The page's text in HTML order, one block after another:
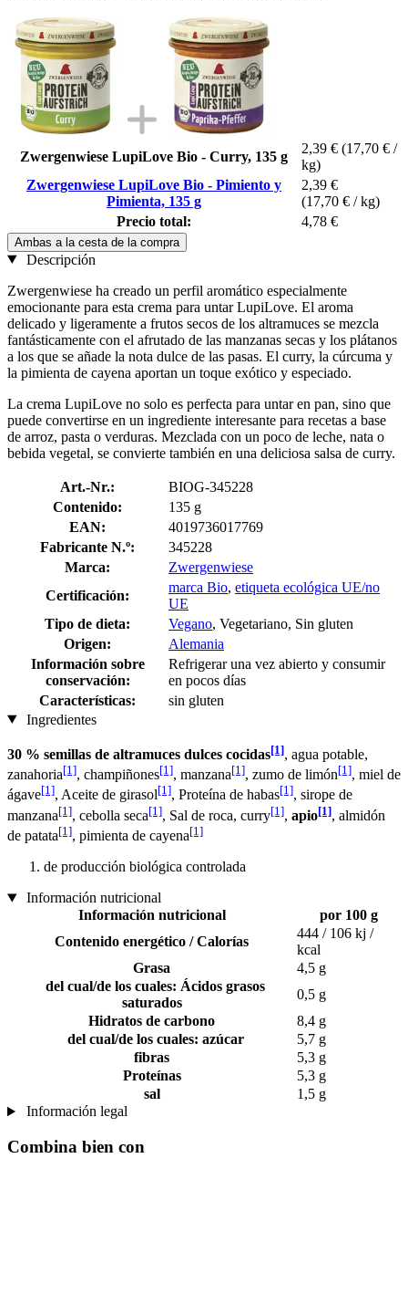
Zwergenwiese LupiLove Bio - Curry, 135 g
2,39 € (17,70 € /
kg)
Zwergenwiese LupiLove Bio - Pimiento y
Pimienta, 135 g
2,39 €
(17,70 € / kg)
Precio total:
4,78 €
Ambas a la cesta de la compra
Descripción
Zwergenwiese ha creado un perfil aromático especialmente
emocionante para esta crema para untar LupiLove. El aroma
delicado y ligeramente a frutos secos de los altramuces se mezcla
fantásticamente con el afrutado de las manzanas secas y los plátanos
a los que se añade la nota dulce de las pasas. El curry, la cúrcuma y
la pimienta de cayena aportan un toque exótico y especiado.
La crema LupiLove no solo es perfecta para untar en pan, sino que
puede convertirse en un ingrediente interesante para recetas a base
de arroz, pasta o verduras. Mezclada con un poco de leche, nata o
bebida vegetal, se convierte también en una deliciosa salsa de curry.
Art.-Nr.:
BIOG-345228
Contenido:
135 g
EAN:
4019736017769
Fabricante N.º:
345228
Marca:
Zwergenwiese
Certificación:
marca Bio, etiqueta ecológica UE/no
UE
Tipo de dieta:
Vegano, Vegetariano, Sin gluten
Origen:
Alemania
Información sobre
conservación:
Refrigerar una vez abierto y consumir
en pocos días
Características:
sin gluten
Ingredientes
30 % semillas de altramuces dulces cocidas[1], agua potable,
zanahoria[1], champiñones[1], manzana[1], zumo de limón[1], miel de
ágave[1], Aceite de girasol[1], Proteína de habas[1], sirope de
manzana[1], cebolla seca[1], Sal de roca, curry[1], apio[1], almidón
de patata[1], pimienta de cayena[1]
de producción biológica controlada
Información nutricional
Información nutricional
por 100 g
Contenido energético / Calorías
444 / 106 kj /
kcal
Grasa
4,5 g
del cual/de los cuales: Ácidos grasos
saturados
0,5 g
Hidratos de carbono
8,4 g
del cual/de los cuales: azúcar
5,7 g
fibras
5,3 g
Proteínas
5,3 g
sal
1,5 g
Información legal
Combina bien con